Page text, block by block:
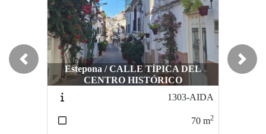
Estepona / CALLE TÍPICA DEL
CENTRO HISTÓRICOEstepona / Calle Real
1318-AIDA
40m
Previous Next